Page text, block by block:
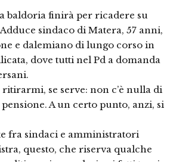
baldoria finirà per ricadere su
sindaco di Matera, 57 anni,
e dalemiano di lungo corso in
dove tutti nel Pd a domanda
se serve: non c’è nulla di
A un certo punto, anzi, si
fra sindaci e amministratori
questo, che riserva qualche